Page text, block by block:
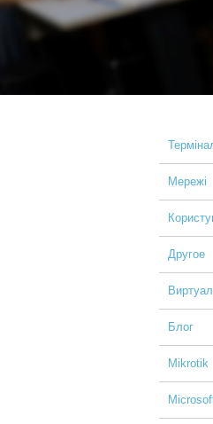
Мережі
Другое
Блог
Mikrotik